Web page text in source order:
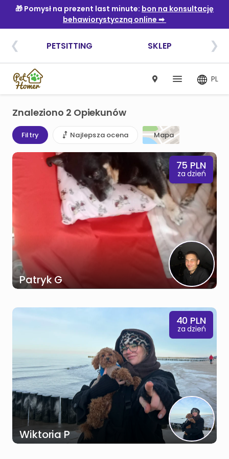
PL
Znaleziono 2 Opiekunów
Filtry Najlepsza ocena Mapa
75 PLN
za dzień
Patryk G
40 PLN
za dzień
Wiktoria P